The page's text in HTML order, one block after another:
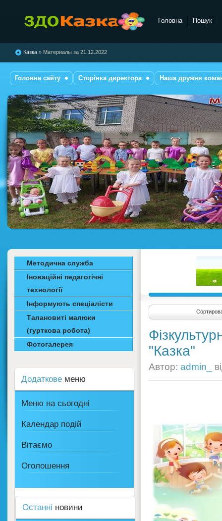
"Казка"
Головна Пошук
Казка » Материалы за 21.12.2022
Головна сайту Сторінка директора Наша дружня
"Казка"
Автор: admin_
Методична служба
Іноваційні педагогічні
технології
Інформують спеціалісти
Талановиті малюки
(гурткова робота)
Фотогалерея
Додаткове меню
Меню на сьогодні
Календар подій
Вітаємо
Оголошення
Останні новини